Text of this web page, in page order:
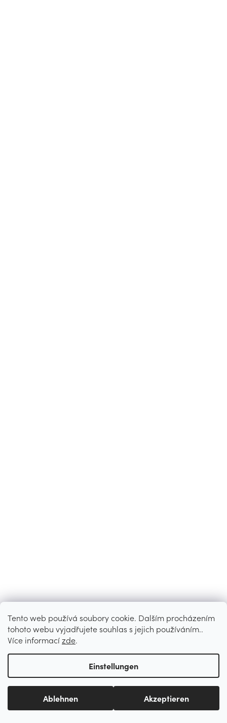
Tento web používá soubory cookie. Dalším procházením
tohoto webu vyjadřujete souhlas s jejich používáním..
Více informacízde.
Einstellungen
Ablehnen Akzeptieren